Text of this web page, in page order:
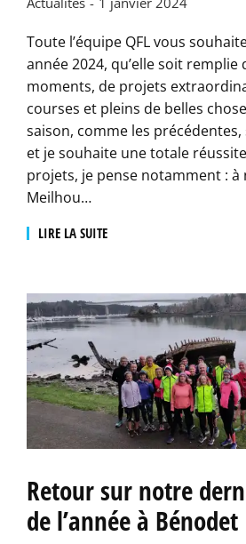
Toute l’équipe QFL vous
année 2024, qu’elle soit remplie
moments, de projets
courses et pleins de belles
saison, comme les
et je souhaite une totale
projets, je pense notamment :
Meilhou…
LIRE LA SUITE
Retour sur notre
de l’année à Bénodet